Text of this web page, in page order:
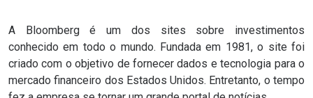
A Bloombergé um dos sites sobre investimentos
conhecido em todo o mundo. Fundada em 1981, o site foi
criado com o objetivo de fornecer dados e tecnologia para o
mercado financeiro dos Estados Unidos. Entretanto, o tempo